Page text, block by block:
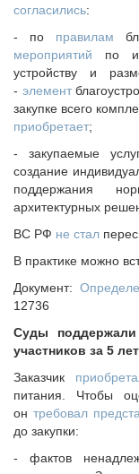
согласились:
- по правилам
мероприятий по
устройству и
- элемент
закупке всего
приобретает;
- закупаемые
создание
поддержания
архитектурных
ВС РФ не стал
В практике можно
Документ:
12736
Суды поддержали
участников за 5
Заказчик
питания. Чтобы
онтребовал
до закупки:
- фактов